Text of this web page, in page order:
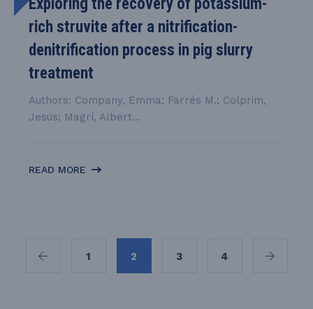
Exploring the recovery of potassium-
rich struvite after a nitrification-
denitrification process in pig slurry
treatment
Authors: Company, Emma; Farrés M.; Colprim,
Jesús; Magrí, Albert...
READ MORE
1 2 3 4